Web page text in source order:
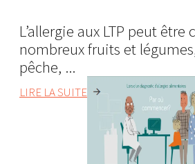
L’allergie aux LTP peut être
nombreux fruits et
pêche, ...
LIRE LA SUITE